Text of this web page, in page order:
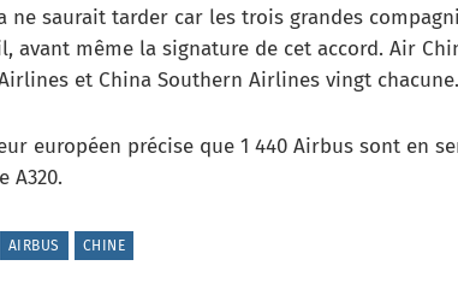
ne saurait tarder car les trois grandes
avant même la signature de cet accord. Air
et China Southern Airlines vingt chacune.
européen précise que 1 440 Airbus sont en
A320.
AIRBUS CHINE